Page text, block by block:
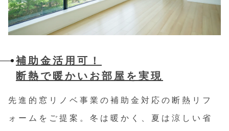
補助金活用可！
断熱で暖かいお部屋を実現
先進的窓リノベ事業の補助金対応の断熱リフ
ォームをご提案。冬は暖かく、夏は涼しい省